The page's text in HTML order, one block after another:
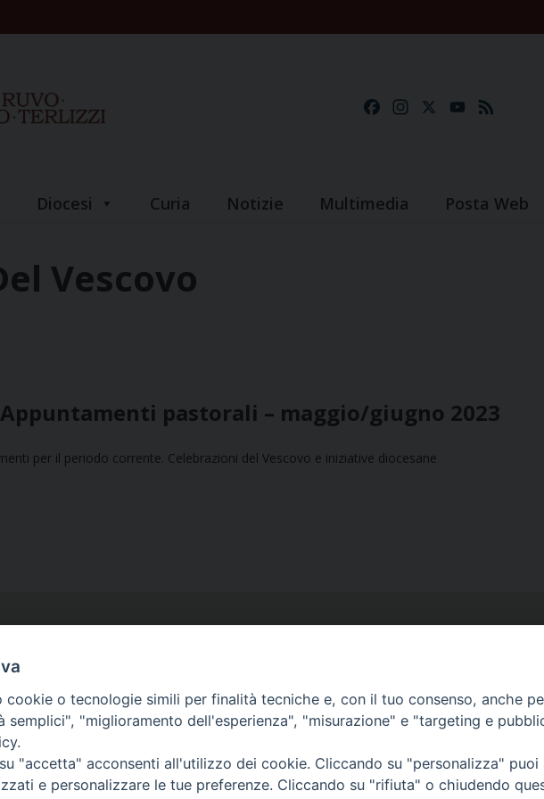
FacebookInstagramYouTube
Diocesi Curia Notizie Multimedia Posta Web
Vescovo
pastorali – maggio/giugno 2023
per il periodo corrente. Celebrazioni del Vescovo e iniziative diocesane
Ufficio Comunicazioni sociali
Piazza Giovene 4 – 70056 Molfetta (BA)
comunicazionisociali@diocesimolfetta.it
cookie o tecnologie simili per finalità tecniche e, con il tuo consenso, anche
semplici", "miglioramento dell'esperienza", "misurazione" e "targeting e
"accetta" acconsenti all'utilizzo dei cookie. Cliccando su "personalizza"
e personalizzare le tue preferenze. Cliccando su "rifiuta" o chiudendo